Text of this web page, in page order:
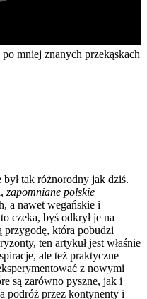
tak różnorodny jak dziś.
zapomniane polskie
a nawet wegańskie i
czeka, byś odkrył je na
przygodę, która pobudzi
ten artykuł jest właśnie
ale też praktyczne
z nowymi
są zarówno pyszne, jak i
podróż przez kontynenty i